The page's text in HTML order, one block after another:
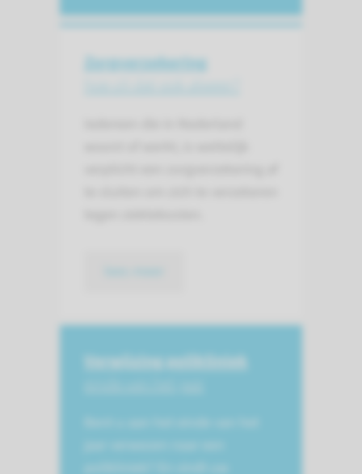
Zorgverzekering
Verwijzing polikliniek